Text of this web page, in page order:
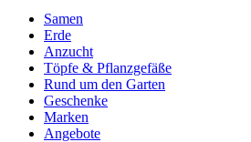
Samen
Erde
Anzucht
Töpfe & Pflanzgefäße
Rund um den Garten
Geschenke
Marken
Angebote